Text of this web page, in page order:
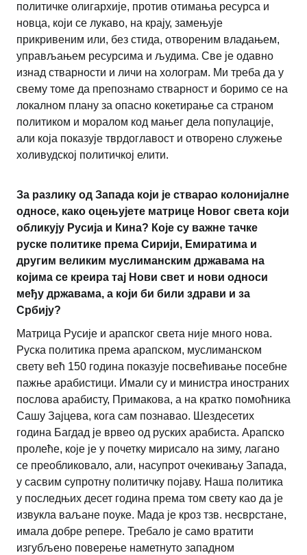
политичке олигархије, против отимања ресурса и
новца, који се лукаво, на крају, замењује
прикривеним или, без стида, отвореним владањем,
управљањем ресурсима и људима. Све је одавно
изнад стварности и личи на холограм. Ми треба да у
свему томе да препознамо стварност и боримо се на
локалном плану за опасно кокетирање са страном
политиком и моралом код мањег дела популације,
али која показује тврдоглавост и отворено служење
холивудској политичкој елити.
За разлику од Запада који је стварао колонијалне
односе, како оцењујете матрице Новог света који
обликују Русија и Кина? Које су важне тачке
руске политике према Сирији, Емиратима и
другим великим муслиманским државама на
којима се креира тај Нови свет и нови односи
међу државама, а који би били здрави и за
Србију?
Матрица Русије и арапског света није много нова.
Руска политика према арапском, муслиманском
свету већ 150 година показује посвећивање посебне
пажње арабистици. Имали су и министра иностраних
послова арабисту, Примакова, а на кратко помоћника
Сашу Зајцева, кога сам познавао. Шездесетих
година Багдад је врвео од руских арабиста. Арапско
пролеће, које је у почетку мирисало на зиму, лагано
се преобликовало, али, насупрот очекивању Запада,
у сасвим супротну политичку појаву. Наша политика
у последњих десет година према том свету као да је
извукла ваљане поуке. Мада је кроз тзв. несврстане,
имала добре репере. Требало је само вратити
изгубљено поверење наметнуто западном